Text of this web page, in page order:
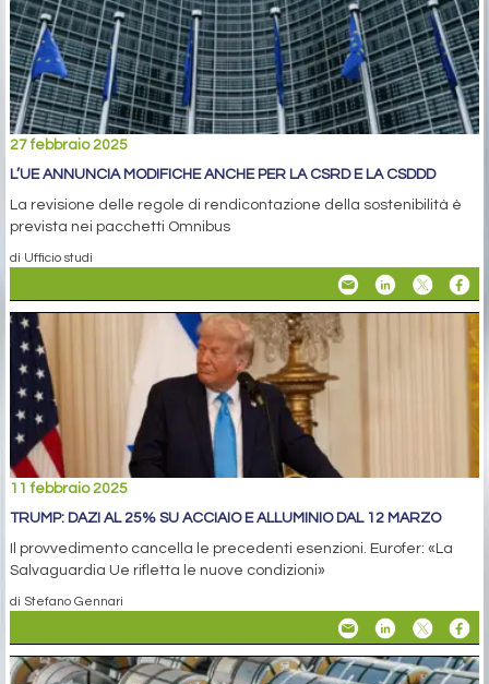
27 febbraio 2025
L’UE ANNUNCIA MODIFICHE ANCHE PER LA CSRD E LA CSDDD
La revisione delle regole di rendicontazione della sostenibilità è
prevista nei pacchetti Omnibus
di Ufficio studi
11 febbraio 2025
TRUMP: DAZI AL 25% SU ACCIAIO E ALLUMINIO DAL 12 MARZO
Il provvedimento cancella le precedenti esenzioni. Eurofer: «La
Salvaguardia Ue rifletta le nuove condizioni»
di Stefano Gennari